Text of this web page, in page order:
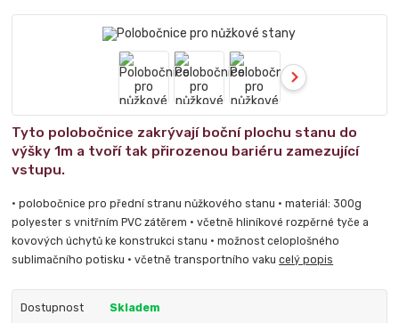
Tyto polobočnice zakrývají boční plochu stanu do
výšky 1m a tvoří tak přirozenou bariéru zamezující
vstupu.
• polobočnice pro přední stranu nůžkového stanu • materiál: 300g
polyester s vnitřním PVC zátěrem • včetně hliníkové rozpěrné tyče a
kovových úchytů ke konstrukci stanu • možnost celoplošného
sublimačního potisku • včetně transportního vakucelý popis
Dostupnost Skladem